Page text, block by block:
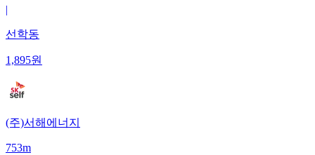
|
선학동
1,895원
(주)서해에너지
753m